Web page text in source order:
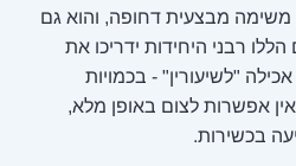
משימה מבצעית דחופה, והוא גם
רבני היחידות ידריכו את
"לשיעורין" - בכמויות
אפשרות לצום באופן מלא,
בכשירות.